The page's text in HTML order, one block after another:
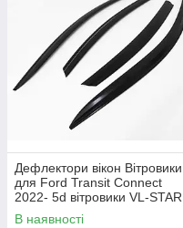
Дефлектори вікон Вітровики
для Ford Transit Connect
2022- 5d вітровики VL-STAR
Тайвань
В наявності